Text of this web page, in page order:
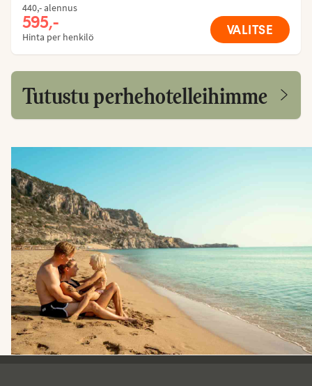
440,- alennus
595,-
Hinta per henkilö VALITSE
Tutustu perhehotelleihimme